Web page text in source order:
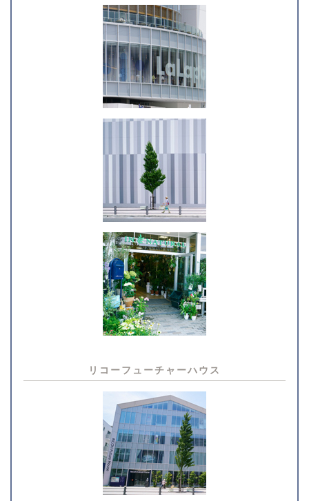
リコーフューチャーハウス